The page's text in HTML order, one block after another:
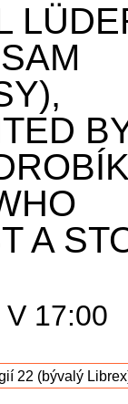
A
17:00
22 (bývalý